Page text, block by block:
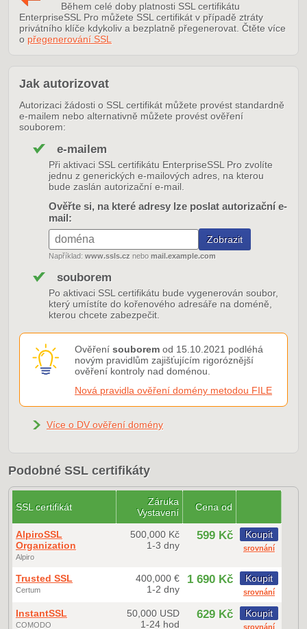
Během celé doby platnosti SSL certifikátu
EnterpriseSSL Pro můžete SSL certifikát v případě ztráty
privátního klíče kdykoliv a bezplatně přegenerovat. Čtěte více
o přegenerování SSL
Jak autorizovat
Autorizaci žádosti o SSL certifikát můžete provést standardně
e-mailem nebo alternativně můžete provést ověření
souborem:
e-mailem
Při aktivaci SSL certifikátu EnterpriseSSL Pro zvolíte
jednu z generických e-mailových adres, na kterou
bude zaslán autorizační e-mail.
Ověřte si, na které adresy lze poslat autorizační e-
mail:
Například: www.ssls.cz nebo mail.example.com
souborem
Po aktivaci SSL certifikátu bude vygenerován soubor,
který umístíte do kořenového adresáře na doméně,
kterou chcete zabezpečit.
Ověření souborem od 15.10.2021 podléhá
novým pravidlům zajišťujícím rigoróznější
ověření kontroly nad doménou.
Nová pravidla ověření domény metodou FILE
Více o DV ověření domény
Podobné SSL certifikáty
SSL certifikát
Záruka
Vystavení
Cena od
AlpiroSSL
Organization
Alpiro
500,000 Kč
1-3 dny
599 Kč Koupit
srovnání
Trusted SSL
Certum
400,000 €
1-2 dny
1 690 Kč Koupit
srovnání
InstantSSL
COMODO
50,000 USD
1-24 hod
629 Kč Koupit
srovnání